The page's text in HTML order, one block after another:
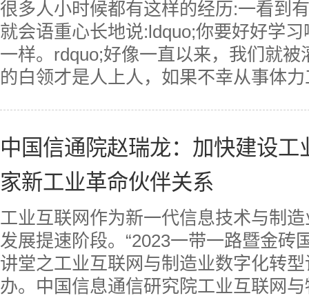
很多人小时候都有这样的经历:一看到
就会语重心长地说:ldquo;你要好好学
一样。rdquo;好像一直以来，我们就
的白领才是人上人，如果不幸从事体
中国信通院赵瑞龙：加快建设
家新工业革命伙伴关系
工业互联网作为新一代信息技术与制
发展提速阶段。“2023一带一路暨金砖
讲堂之工业互联网与制造业数字化转
办。中国信息通信研究院工业互联网